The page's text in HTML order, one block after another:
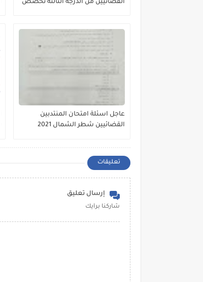
القضائيين من الدرجة الثالثة تخصص
عاجل اسئلة امتحان المنتدبين
القضائيين شطر الشمال 2021
تعليقات
إرسال تعليق
شاركنا برأيك